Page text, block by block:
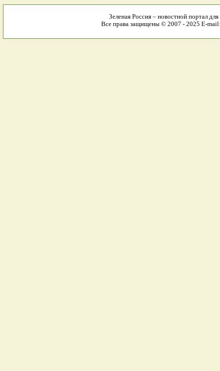
Зеленая Россия – новостной портал
Все права защищены © 2007 - 2025 E-